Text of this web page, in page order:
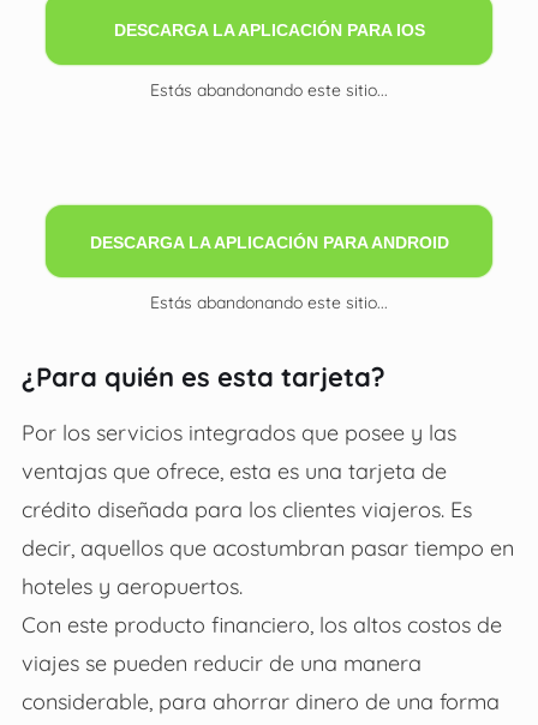
DESCARGA LA APLICACIÓN PARA IOS
Estás abandonando este sitio...
DESCARGA LA APLICACIÓN PARA ANDROID
Estás abandonando este sitio...
¿Para quién es esta tarjeta?
Por los servicios integrados que posee y las
ventajas que ofrece, esta es una tarjeta de
crédito diseñada para los clientes viajeros. Es
decir, aquellos que acostumbran pasar tiempo en
hoteles y aeropuertos.
Con este producto financiero, los altos costos de
viajes se pueden reducir de una manera
considerable, para ahorrar dinero de una forma